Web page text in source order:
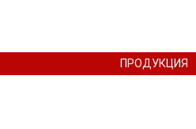
ПРОДУКЦИЯ